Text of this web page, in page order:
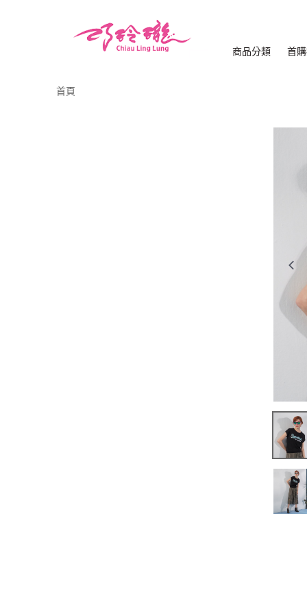
商品分類 首
首頁